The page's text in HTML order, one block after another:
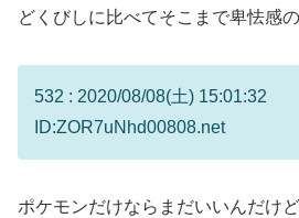
どくびしに比べてそこまで卑怯感
532 : 2020/08/08(土) 15:01:32
ID:ZOR7uNhd00808.net
ポケモンだけならまだいいんだけ